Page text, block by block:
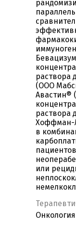
раствора
(ООО
Авастин®
раствора
Хоффман-
в
или
Онкология